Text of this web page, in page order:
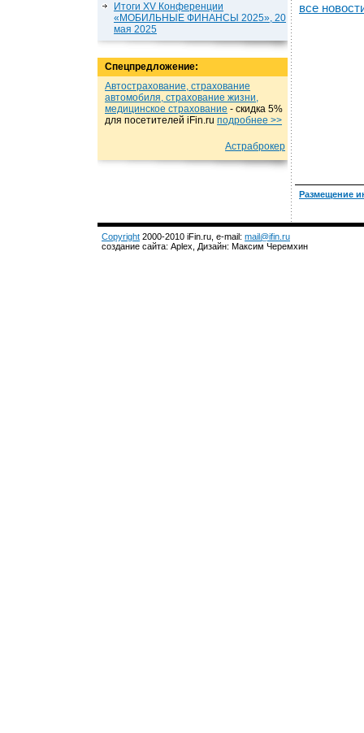
Итоги XV Конференции
«МОБИЛЬНЫЕ ФИНАНСЫ 2025», 20
мая 2025
Спецпредложение:
Автострахование, страхование
автомобиля, страхование жизни,
медицинское страхование - cкидка 5%
для посетителей iFin.ru подробнеe >>
Астраброкер
все
Размещение
Copyright 2000-2010 iFin.ru, e-mail: mail@ifin.ru
создание сайта: Aplex, Дизайн: Максим Черемхин